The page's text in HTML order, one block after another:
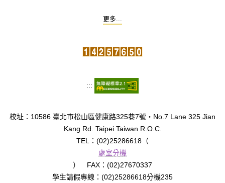
更多...
:::
校址：10586 臺北市松山區健康路325巷7號‧No.7 Lane 325 Jian
Kang Rd. Taipei Taiwan R.O.C.
TEL：(02)25286618（
處室分機
） FAX：(02)27670337
學生請假專線：(02)25286618分機235